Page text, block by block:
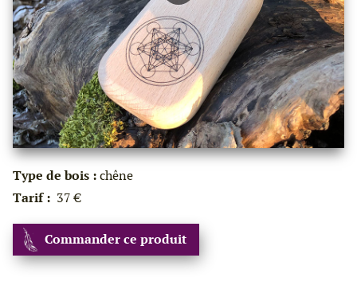
Type de bois :chêne
Tarif : 37 €
Commander ce produit